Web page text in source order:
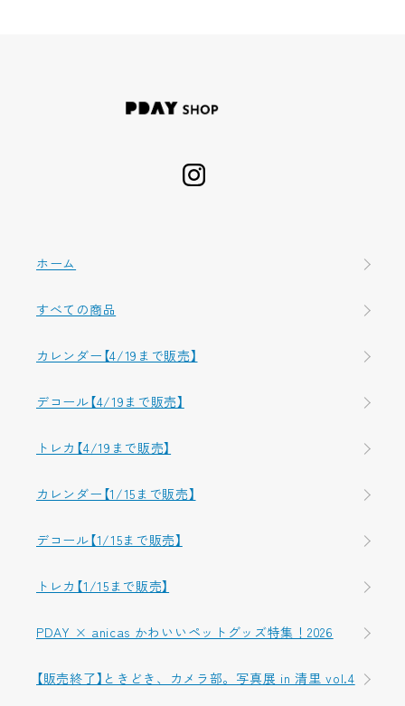
ホーム
すべての商品
カレンダー【4/19まで販売】
デコール【4/19まで販売】
トレカ【4/19まで販売】
カレンダー【1/15まで販売】
デコール【1/15まで販売】
トレカ【1/15まで販売】
PDAY × anicas かわいいペットグッズ特集！2026
【販売終了】ときどき、カメラ部。写真展 in 清里 vol.4